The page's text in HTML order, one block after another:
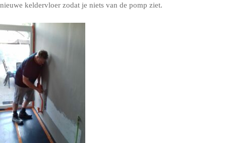
nieuwe keldervloer zodat je niets van de pomp ziet.